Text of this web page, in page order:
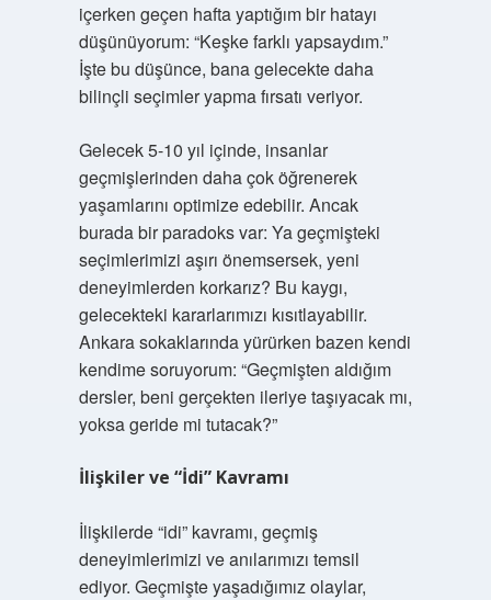
içerken geçen hafta yaptığım bir hatayı
düşünüyorum: “Keşke farklı yapsaydım.”
İşte bu düşünce, bana gelecekte daha
bilinçli seçimler yapma fırsatı veriyor.
Gelecek 5-10 yıl içinde, insanlar
geçmişlerinden daha çok öğrenerek
yaşamlarını optimize edebilir. Ancak
burada bir paradoks var: Ya geçmişteki
seçimlerimizi aşırı önemsersek, yeni
deneyimlerden korkarız? Bu kaygı,
gelecekteki kararlarımızı kısıtlayabilir.
Ankara sokaklarında yürürken bazen kendi
kendime soruyorum: “Geçmişten aldığım
dersler, beni gerçekten ileriye taşıyacak mı,
yoksa geride mi tutacak?”
İlişkiler ve “İdi” Kavramı
İlişkilerde “idi” kavramı, geçmiş
deneyimlerimizi ve anılarımızı temsil
ediyor. Geçmişte yaşadığımız olaylar,